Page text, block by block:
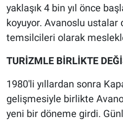
yaklaşık 4 bin yıl önce
koyuyor. Avanoslu ustalar
temsilcileri olarak
TURİZMLE BİRLİKTE
1980'li yıllardan sonra
gelişmesiyle birlikte
yeni bir döneme girdi.